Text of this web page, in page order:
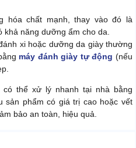
hóa chất mạnh, thay vào đó là
khả năng dưỡng ẩm cho da.
xi hoặc dưỡng da giày thường
máy đánh giày tự động (nếu
có thể xử lý nhanh tại nhà bằng
sản phẩm có giá trị cao hoặc vết
bảo an toàn, hiệu quả.